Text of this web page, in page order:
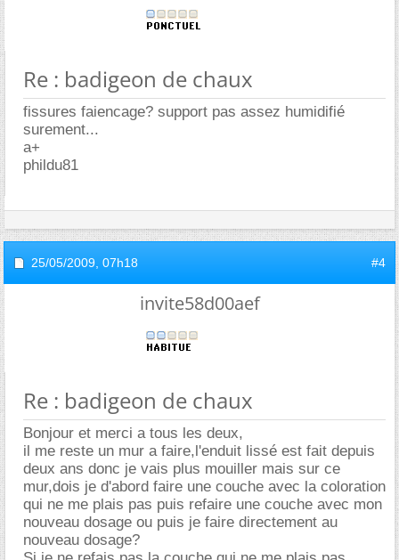
Re : badigeon de chaux
fissures faiencage? support pas assez humidifié
surement...
a+
phildu81
25/05/2009, 07h18 #4
invite58d00aef
Re : badigeon de chaux
Bonjour et merci a tous les deux,
il me reste un mur a faire,l'enduit lissé est fait depuis
deux ans donc je vais plus mouiller mais sur ce
mur,dois je d'abord faire une couche avec la coloration
qui ne me plais pas puis refaire une couche avec mon
nouveau dosage ou puis je faire directement au
nouveau dosage?